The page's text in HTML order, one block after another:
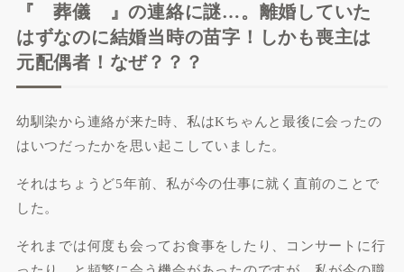
『 葬儀 』の連絡に謎…。離婚していた
はずなのに結婚当時の苗字！しかも喪主は
元配偶者！なぜ？？？
幼馴染から連絡が来た時、私はKちゃんと最後に会ったの
はいつだったかを思い起こしていました。
それはちょうど5年前、私が今の仕事に就く直前のことで
した。
それまでは何度も会ってお食事をしたり、コンサートに行